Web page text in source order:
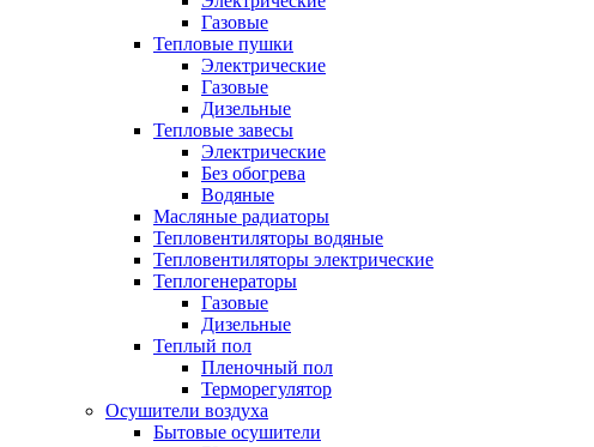
Газовые
Тепловые пушки
Электрические
Газовые
Дизельные
Тепловые завесы
Электрические
Без обогрева
Водяные
Масляные радиаторы
Тепловентиляторы водяные
Тепловентиляторы электрические
Теплогенераторы
Газовые
Дизельные
Теплый пол
Пленочный пол
Терморегулятор
Осушители воздуха
Бытовые осушители